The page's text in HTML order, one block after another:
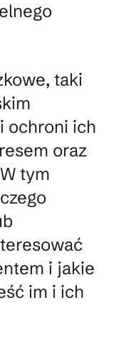
taki
ochroni ich
oraz
tym
i jakie
im i ich